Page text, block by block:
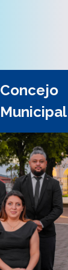
Concejo
Municipal